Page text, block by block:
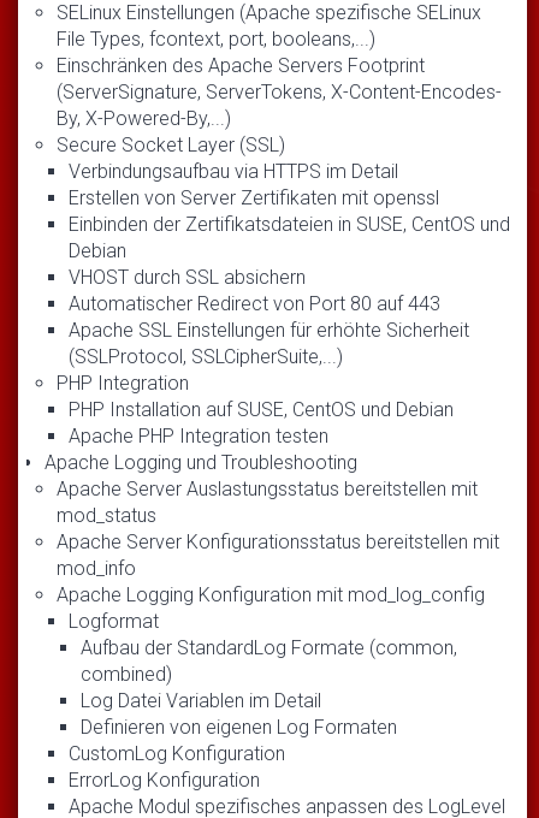
SELinux Einstellungen (Apache spezifische SELinux
File Types, fcontext, port, booleans,...)
Einschränken des Apache Servers Footprint
(ServerSignature, ServerTokens, X-Content-Encodes-
By, X-Powered-By,...)
Secure Socket Layer (SSL)
Verbindungsaufbau via HTTPS im Detail
Erstellen von Server Zertifikaten mit openssl
Einbinden der Zertifikatsdateien in SUSE, CentOS und
Debian
VHOST durch SSL absichern
Automatischer Redirect von Port 80 auf 443
Apache SSL Einstellungen für erhöhte Sicherheit
(SSLProtocol, SSLCipherSuite,...)
PHP Integration
PHP Installation auf SUSE, CentOS und Debian
Apache PHP Integration testen
Apache Logging und Troubleshooting
Apache Server Auslastungsstatus bereitstellen mit
mod_status
Apache Server Konfigurationsstatus bereitstellen mit
mod_info
Apache Logging Konfiguration mit mod_log_config
Logformat
Aufbau der StandardLog Formate (common,
combined)
Log Datei Variablen im Detail
Definieren von eigenen Log Formaten
CustomLog Konfiguration
ErrorLog Konfiguration
Apache Modul spezifisches anpassen des LogLevel